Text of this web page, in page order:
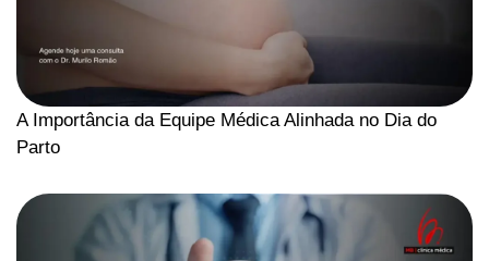
A Importância da Equipe Médica Alinhada no Dia do
Parto